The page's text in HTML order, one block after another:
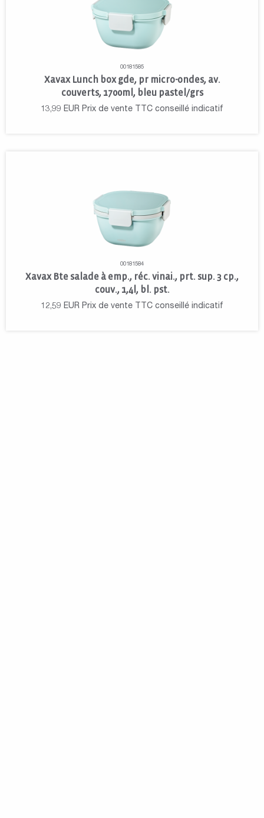
00181585
Xavax Lunch box gde, pr micro-ondes, av.
couverts, 1700ml, bleu pastel/grs
13,99 EUR Prix de vente TTC conseillé indicatif
00181584
Xavax Bte salade à emp., réc. vinai., prt. sup. 3 cp.,
couv., 1,4l, bl. pst.
12,59 EUR Prix de vente TTC conseillé indicatif